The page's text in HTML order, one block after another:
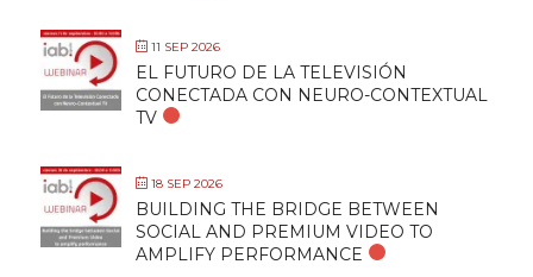
11 SEP 2026
EL FUTURO DE LA TELEVISIÓN
CONECTADA CON NEURO-CONTEXTUAL
TV
18 SEP 2026
BUILDING THE BRIDGE BETWEEN
SOCIAL AND PREMIUM VIDEO TO
AMPLIFY PERFORMANCE